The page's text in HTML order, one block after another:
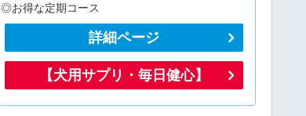
◎お得な定期コース
詳細ページ
【犬用サプリ・毎日健心】